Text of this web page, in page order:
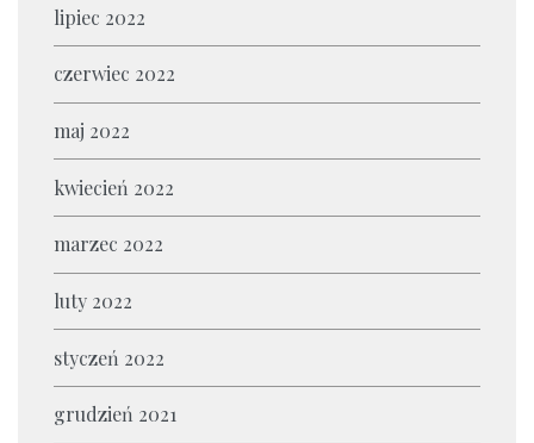
lipiec 2022
czerwiec 2022
maj 2022
kwiecień 2022
marzec 2022
luty 2022
styczeń 2022
grudzień 2021